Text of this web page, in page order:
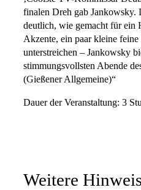
finalen Dreh gab Jankowsky.
deutlich, wie gemacht für
Akzente, ein paar kleine
unterstreichen – Jankowsky
stimmungsvollsten Abende
(Gießener Allgemeine)“
Dauer der Veranstaltung: 3
Weitere